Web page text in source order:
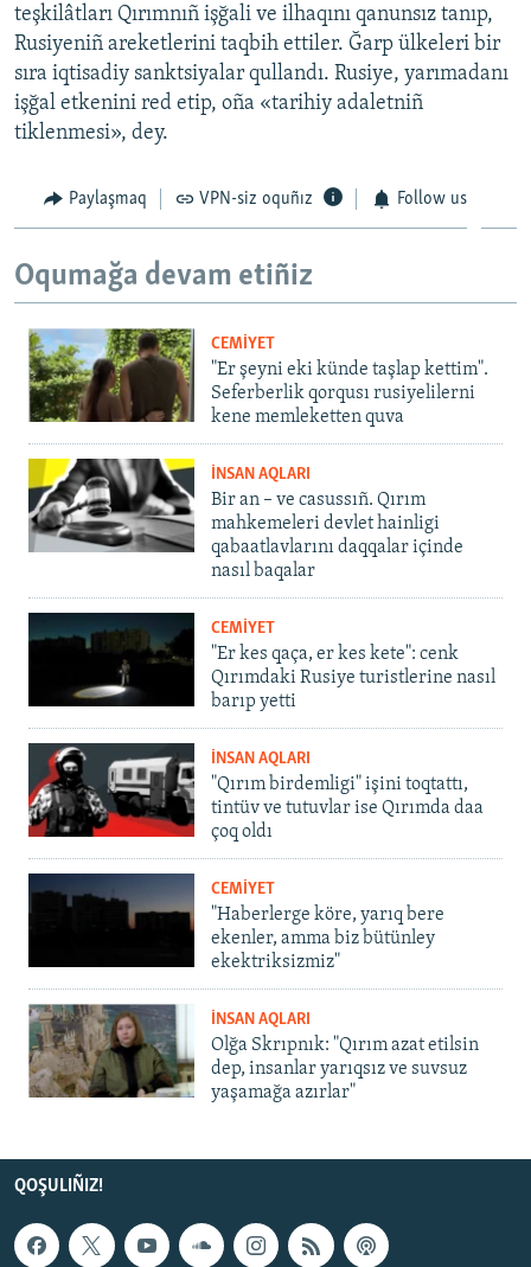
teşkilâtları Qırımnıñ işğali ve ilhaqını qanunsız tanıp,
Rusiyeniñ areketlerini taqbih ettiler. Ğarp ülkeleri bir
sıra iqtisadiy sanktsiyalar qullandı. Rusiye, yarımadanı
işğal etkenini red etip, oña «tarihiy adaletniñ
tiklenmesi», dey.
Paylaşmaq VPN-siz oquñız Follow us
Oqumağa devam etiñiz
CEMİYET
"Er şeyni eki künde taşlap kettim".
Seferberlik qorqusı rusiyelilerni
kene memleketten quva
İNSAN AQLARI
Bir an – ve casussıñ. Qırım
mahkemeleri devlet hainligi
qabaatlavlarını daqqalar içinde
nasıl baqalar
CEMİYET
"Er kes qaça, er kes kete": cenk
Qırımdaki Rusiye turistlerine nasıl
barıp yetti
İNSAN AQLARI
"Qırım birdemligi" işini toqtattı,
tintüv ve tutuvlar ise Qırımda daa
çoq oldı
CEMİYET
"Haberlerge köre, yarıq bere
ekenler, amma biz bütünley
ekektriksizmiz"
İNSAN AQLARI
Olğa Skrıpnık: "Qırım azat etilsin
dep, insanlar yarıqsız ve suvsuz
yaşamağa azırlar"
QOŞULIÑIZ!